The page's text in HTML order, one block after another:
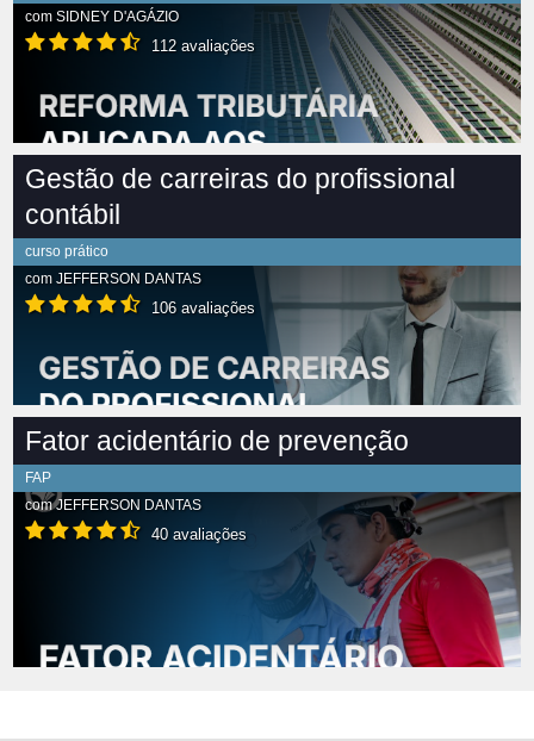
com SIDNEY D'AGÁZIO
112 avaliações
Gestão de carreiras do profissional
contábil
curso prático
com JEFFERSON DANTAS
106 avaliações
Fator acidentário de prevenção
FAP
comJEFFERSON DANTAS
40 avaliações